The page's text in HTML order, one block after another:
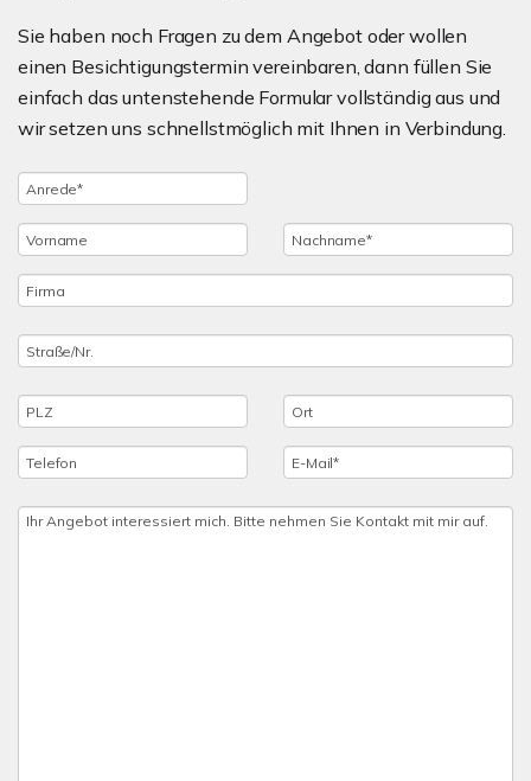
Sie haben noch Fragen zu dem Angebot oder wollen
einen Besichtigungstermin vereinbaren, dann füllen Sie
einfach das untenstehende Formular vollständig aus und
wir setzen uns schnellstmöglich mit Ihnen in Verbindung.